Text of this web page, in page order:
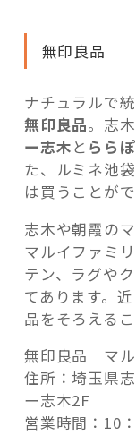
無印良品
ナチュラルで
無印良品。志
ー志木と らら
た、ルミネ池
は買うことが
志木や朝霞の
マルイファミ
テン、ラグや
てあります。
品をそろえる
無印良品 マル
住所：埼玉県
ー志木2F
営業時間：10